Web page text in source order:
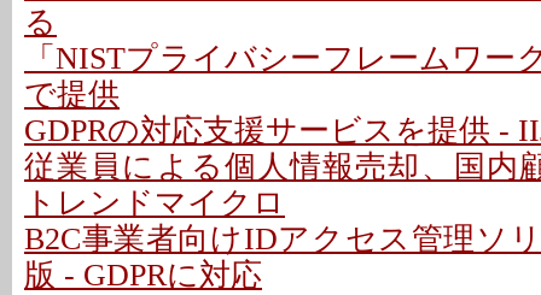
る
「NISTプライバシーフレームワー
で提供
GDPRの対応支援サービスを提供 -
従業員による個人情報売却、国内
トレンドマイクロ
B2C事業者向けIDアクセス管理ソ
版 - GDPRに対応